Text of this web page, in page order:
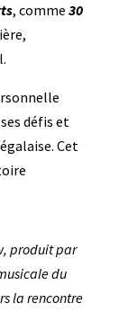
, comme 30
défis et
Cet
produit par
du
la rencontre